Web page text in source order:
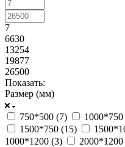
7
6630
13254
19877
26500
Показать:
Размер (мм)
750*500 (7) 1000*750
1500*750 (15)
1000*1200 (3) 2000*1200